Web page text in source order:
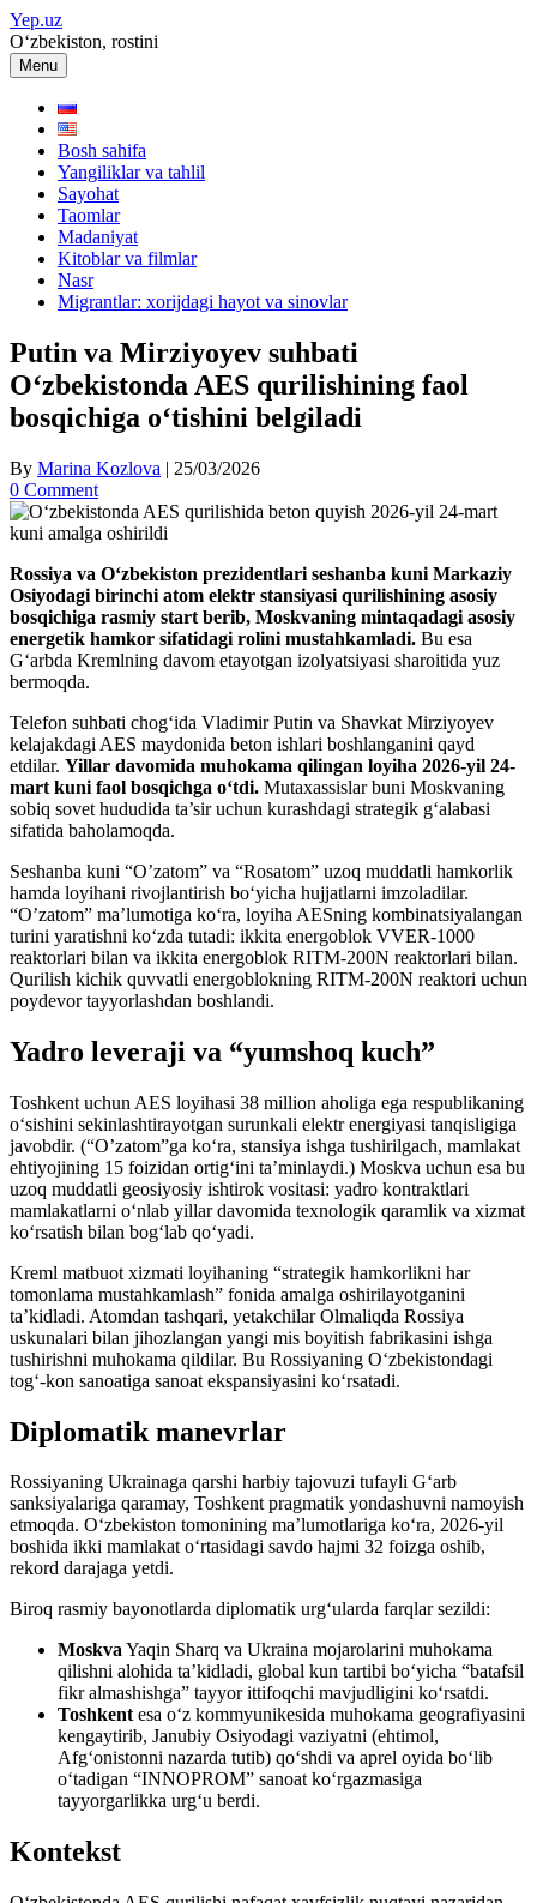
Skip
to
content
Yep.uz
O‘zbekiston, rostini
Menu
Bosh sahifa
Yangiliklar va tahlil
Sayohat
Taomlar
Madaniyat
Kitoblar va filmlar
Nasr
Migrantlar: xorijdagi hayot va sinovlar
Putin va Mirziyoyev suhbati
O‘zbekistonda AES qurilishining faol
bosqichiga o‘tishini belgiladi
By Marina Kozlova | 25/03/2026
0 Comment
Rossiya va O‘zbekiston prezidentlari seshanba kuni Markaziy
Osiyodagi birinchi atom elektr stansiyasi qurilishining asosiy
bosqichiga rasmiy start berib, Moskvaning mintaqadagi asosiy
energetik hamkor sifatidagi rolini mustahkamladi. Bu esa
G‘arbda Kremlning davom etayotgan izolyatsiyasi sharoitida yuz
bermoqda.
Telefon suhbati chog‘ida Vladimir Putin va Shavkat Mirziyoyev
kelajakdagi AES maydonida beton ishlari boshlanganini qayd
etdilar. Yillar davomida muhokama qilingan loyiha 2026-yil 24-
mart kuni faol bosqichga o‘tdi. Mutaxassislar buni Moskvaning
sobiq sovet hududida ta’sir uchun kurashdagi strategik g‘alabasi
sifatida baholamoqda.
Seshanba kuni “O’zatom” va “Rosatom” uzoq muddatli hamkorlik
hamda loyihani rivojlantirish bo‘yicha hujjatlarni imzoladilar.
“O’zatom” ma’lumotiga ko‘ra, loyiha AESning kombinatsiyalangan
turini yaratishni ko‘zda tutadi: ikkita energoblok VVER-1000
reaktorlari bilan va ikkita energoblok RITM-200N reaktorlari bilan.
Qurilish kichik quvvatli energoblokning RITM-200N reaktori uchun
poydevor tayyorlashdan boshlandi.
Yadro leveraji va “yumshoq kuch”
Toshkent uchun AES loyihasi 38 million aholiga ega respublikaning
o‘sishini sekinlashtirayotgan surunkali elektr energiyasi tanqisligiga
javobdir. (“O’zatom”ga ko‘ra, stansiya ishga tushirilgach, mamlakat
ehtiyojining 15 foizidan ortig‘ini ta’minlaydi.) Moskva uchun esa bu
uzoq muddatli geosiyosiy ishtirok vositasi: yadro kontraktlari
mamlakatlarni o‘nlab yillar davomida texnologik qaramlik va xizmat
ko‘rsatish bilan bog‘lab qo‘yadi.
Kreml matbuot xizmati loyihaning “strategik hamkorlikni har
tomonlama mustahkamlash” fonida amalga oshirilayotganini
ta’kidladi. Atomdan tashqari, yetakchilar Olmaliqda Rossiya
uskunalari bilan jihozlangan yangi mis boyitish fabrikasini ishga
tushirishni muhokama qildilar. Bu Rossiyaning O‘zbekistondagi
tog‘-kon sanoatiga sanoat ekspansiyasini ko‘rsatadi.
Diplomatik manevrlar
Rossiyaning Ukrainaga qarshi harbiy tajovuzi tufayli G‘arb
sanksiyalariga qaramay, Toshkent pragmatik yondashuvni namoyish
etmoqda. O‘zbekiston tomonining ma’lumotlariga ko‘ra, 2026-yil
boshida ikki mamlakat o‘rtasidagi savdo hajmi 32 foizga oshib,
rekord darajaga yetdi.
Biroq rasmiy bayonotlarda diplomatik urg‘ularda farqlar sezildi:
MoskvaYaqin Sharq va Ukraina mojarolarini muhokama
qilishni alohida ta’kidladi, global kun tartibi bo‘yicha “batafsil
fikr almashishga” tayyor ittifoqchi mavjudligini ko‘rsatdi.
Toshkentesa o‘z kommyunikesida muhokama geografiyasini
kengaytirib, Janubiy Osiyodagi vaziyatni (ehtimol,
Afg‘onistonni nazarda tutib) qo‘shdi va aprel oyida bo‘lib
o‘tadigan “INNOPROM” sanoat ko‘rgazmasiga
tayyorgarlikka urg‘u berdi.
Kontekst